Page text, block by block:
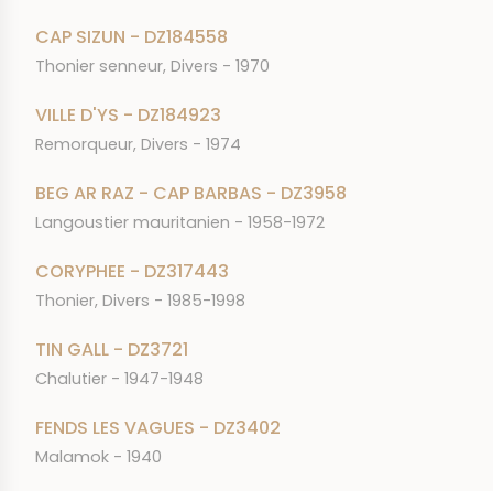
CAP SIZUN - DZ184558
Thonier senneur, Divers - 1970
VILLE D'YS - DZ184923
Remorqueur, Divers - 1974
BEG AR RAZ - CAP BARBAS - DZ3958
Langoustier mauritanien - 1958-1972
CORYPHEE - DZ317443
Thonier, Divers - 1985-1998
TIN GALL - DZ3721
Chalutier - 1947-1948
FENDS LES VAGUES - DZ3402
Malamok - 1940